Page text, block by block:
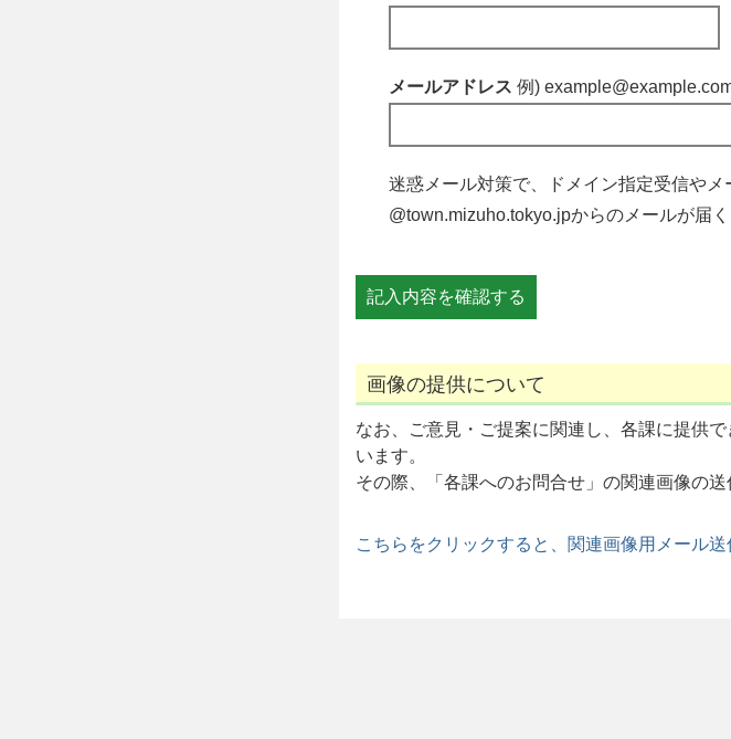
メールアドレス 例)
迷惑メール対策で、ドメイン指定受信やメ
@town.mizuho.tokyo.jpからのメールが届
画像の提供について
なお、ご意見・ご提案に関連し、各課に提供
います。
その際、「各課へのお問合せ」の関連画像の
こちらをクリックすると、関連画像用メール送